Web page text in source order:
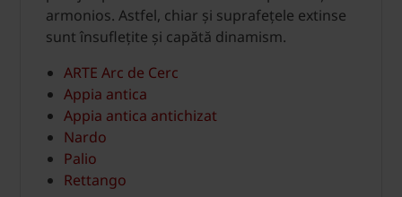
armonios. Astfel, chiar și suprafețele extinse
sunt însuflețite și capătă dinamism.
ARTE Arc de Cerc
Appia antica
Appia antica antichizat
Nardo
Palio
Rettango